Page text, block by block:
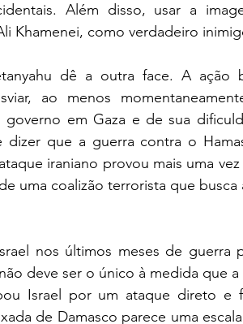
Além disso, usar a
Khamenei, como verdadeiro
dê a outra face. A ação
ao menos
governo em Gaza e de sua
dizer que a guerra contra o
iraniano provou mais uma
uma coalizão terrorista que busca
nos últimos meses de guerra
deve ser o único à medida que a
Israel por um ataque direto e
de Damasco parece uma